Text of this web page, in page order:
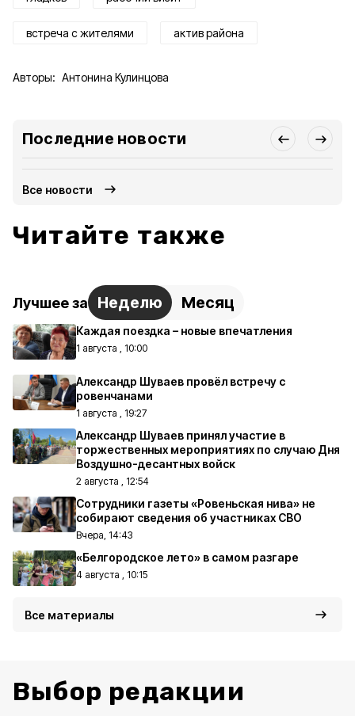
встреча с жителями актив района
Авторы: Антонина Кулинцова
Последние новости
Все новости
Читайте также
Лучшее за Неделю Месяц
Каждая поездка – новые впечатления
1 августа , 10:00
Александр Шуваев провёл встречу с
ровенчанами
1 августа , 19:27
Александр Шуваев принял участие в
торжественных мероприятиях по случаю Дня
Воздушно-десантных войск
2 августа , 12:54
Сотрудники газеты «Ровеньская нива» не
собирают сведения об участниках СВО
Вчера, 14:43
«Белгородское лето» в самом разгаре
4 августа , 10:15
Все материалы
Выбор редакции